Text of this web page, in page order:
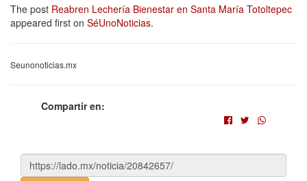
The post Reabren Lechería Bienestar en Santa María Totoltepec
appeared first on SéUnoNoticias.
Seunonoticias.mx
Compartir en: